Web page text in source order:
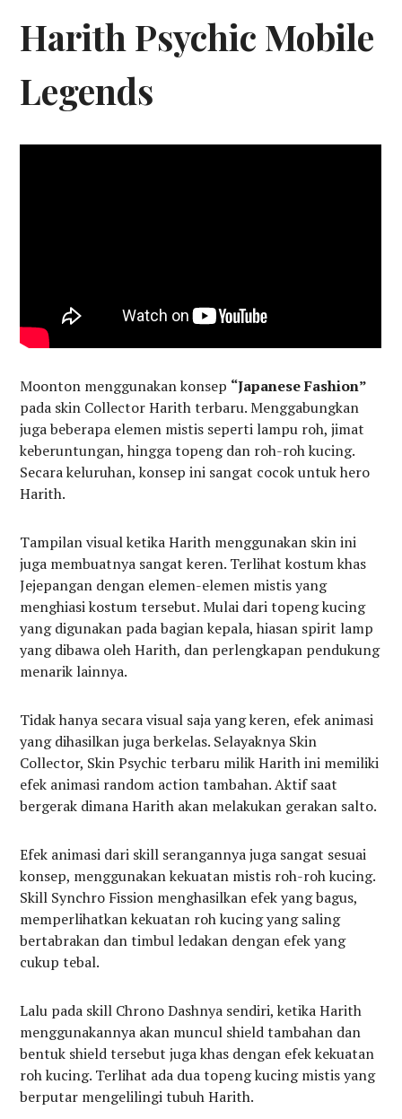
Harith Psychic Mobile
Legends
Moonton menggunakan konsep “Japanese Fashion”
pada skin Collector Harith terbaru. Menggabungkan
juga beberapa elemen mistis seperti lampu roh, jimat
keberuntungan, hingga topeng dan roh-roh kucing.
Secara keluruhan, konsep ini sangat cocok untuk hero
Harith.
Tampilan visual ketika Harith menggunakan skin ini
juga membuatnya sangat keren. Terlihat kostum khas
Jejepangan dengan elemen-elemen mistis yang
menghiasi kostum tersebut. Mulai dari topeng kucing
yang digunakan pada bagian kepala, hiasan spirit lamp
yang dibawa oleh Harith, dan perlengkapan pendukung
menarik lainnya.
Tidak hanya secara visual saja yang keren, efek animasi
yang dihasilkan juga berkelas. Selayaknya Skin
Collector, Skin Psychic terbaru milik Harith ini memiliki
efek animasi random action tambahan. Aktif saat
bergerak dimana Harith akan melakukan gerakan salto.
Efek animasi dari skill serangannya juga sangat sesuai
konsep, menggunakan kekuatan mistis roh-roh kucing.
Skill Synchro Fission menghasilkan efek yang bagus,
memperlihatkan kekuatan roh kucing yang saling
bertabrakan dan timbul ledakan dengan efek yang
cukup tebal.
Lalu pada skill Chrono Dashnya sendiri, ketika Harith
menggunakannya akan muncul shield tambahan dan
bentuk shield tersebut juga khas dengan efek kekuatan
roh kucing. Terlihat ada dua topeng kucing mistis yang
berputar mengelilingi tubuh Harith.